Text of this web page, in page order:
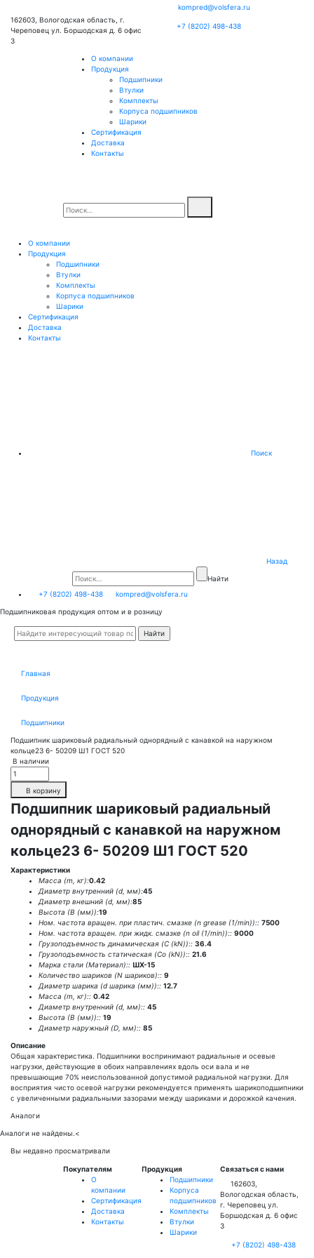
162603, Вологодская область, г.
Череповец ул. Боршодская д. 6 офис
3
kompred@volsfera.ru
+7 (8202) 498-438
О компании
Продукция
Подшипники
Втулки
Комплекты
Корпуса подшипников
Шарики
Сертификация
Доставка
Контакты
О компании
Продукция
Подшипники
Втулки
Комплекты
Корпуса подшипников
Шарики
Сертификация
Доставка
Контакты
Поиск
Назад
Найти
+7 (8202) 498-438
kompred@volsfera.ru
Подшипниковая продукция оптом и в розницу
Главная
Продукция
Подшипники
Подшипник шариковый радиальный однорядный с канавкой на наружном
кольце23 6- 50209 Ш1 ГОСТ 520
В наличии
В корзину
Подшипник шариковый радиальный
однорядный с канавкой на наружном
кольце23 6- 50209 Ш1 ГОСТ 520
Характеристики
Масса (m, кг):0.42
Диаметр внутренний (d, мм):45
Диаметр внешний (d, мм):85
Высота (В (мм)):19
Ном. частота вращен. при пластич. смазке (n grease (1/min)):: 7500
Ном. частота вращен. при жидк. смазке (n oil (1/min)):: 9000
Грузоподъемность динамическая (C (kN)):: 36.4
Грузоподъемность статическая (Co (kN)):: 21.6
Марка стали (Материал):: ШХ-15
Количество шариков (N шариков):: 9
Диаметр шарика (d шарика (мм)):: 12.7
Масса (m, кг):: 0.42
Диаметр внутренний (d, мм):: 45
Высота (В (мм)):: 19
Диаметр наружный (D, мм):: 85
Описание
Общая характеристика. Подшипники воспринимают радиальные и осевые
нагрузки, действующие в обоих направлениях вдоль оси вала и не
превышающие 70% неиспользованной допустимой радиальной нагрузки. Для
восприятия чисто осевой нагрузки рекомендуется применять шарикоподшипники
с увеличенными радиальными зазорами между шариками и дорожкой качения.
Аналоги
Аналоги не найдены.<
Вы недавно просматривали
Покупателям
О
компании
Сертификация
Доставка
Контакты
Продукция
Подшипники
Корпуса
подшипников
Комплекты
Втулки
Шарики
Связаться с нами
162603,
Вологодская область,
г. Череповец ул.
Боршодская д. 6 офис
3
+7 (8202) 498-438